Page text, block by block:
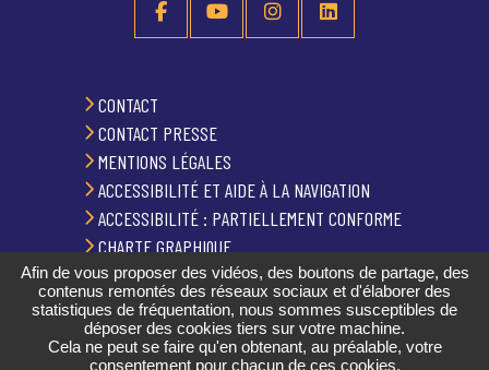
CONTACT
CONTACT PRESSE
MENTIONS LÉGALES
ACCESSIBILITÉ ET AIDE À LA NAVIGATION
ACCESSIBILITÉ : PARTIELLEMENT CONFORME
CHARTE GRAPHIQUE
PLAN DU SITE
GESTION DES COOKIES
Afin de vous proposer des vidéos, des boutons de partage, des
contenus remontés des réseaux sociaux et d'élaborer des
statistiques de fréquentation, nous sommes susceptibles de
déposer des cookies tiers sur votre machine.
Cela ne peut se faire qu'en obtenant, au préalable, votre
consentement pour chacun de ces cookies.